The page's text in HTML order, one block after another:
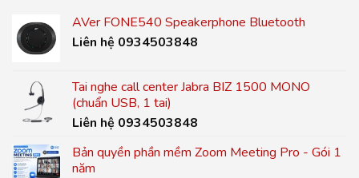
AVer FONE540 Speakerphone Bluetooth
Liên hệ 0934503848
Tai nghe call center Jabra BIZ 1500 MONO
(chuẩn USB, 1 tai)
Liên hệ 0934503848
Bản quyền phần mềm Zoom Meeting Pro - Gói 1
năm